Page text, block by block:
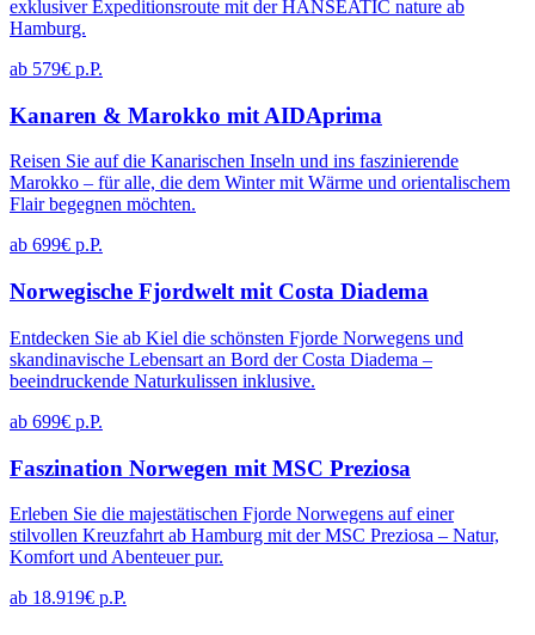
exklusiver Expeditionsroute mit der HANSEATIC nature ab
Hamburg.
ab 579€ p.P.
Kanaren & Marokko mit AIDAprima
Reisen Sie auf die Kanarischen Inseln und ins faszinierende
Marokko – für alle, die dem Winter mit Wärme und orientalischem
Flair begegnen möchten.
ab 699€ p.P.
Norwegische Fjordwelt mit Costa Diadema
Entdecken Sie ab Kiel die schönsten Fjorde Norwegens und
skandinavische Lebensart an Bord der Costa Diadema –
beeindruckende Naturkulissen inklusive.
ab 699€ p.P.
Faszination Norwegen mit MSC Preziosa
Erleben Sie die majestätischen Fjorde Norwegens auf einer
stilvollen Kreuzfahrt ab Hamburg mit der MSC Preziosa – Natur,
Komfort und Abenteuer pur.
ab 18.919€ p.P.